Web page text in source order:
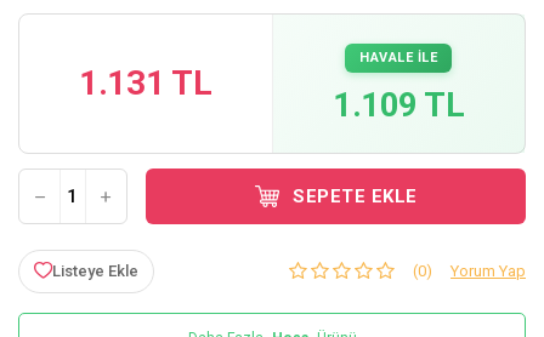
1.131 TL
HAVALE İLE
1.109 TL
SEPETE EKLE
Listeye Ekle (0) Yorum Yap